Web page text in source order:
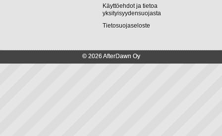
Käyttöehdot ja tietoa
yksityisyydensuojasta
Tietosuojaseloste
© 2026 AfterDawn Oy